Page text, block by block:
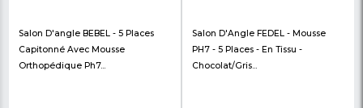
Salon D'Angle TARLA - Mousse
PH7 - 5 Places - Bleu (disponible
Salon D'Angle
PH7 - 5 Places - Bois